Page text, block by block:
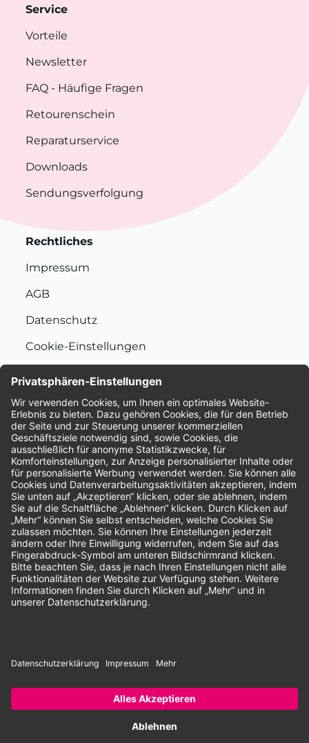
Service
Vorteile
Newsletter
FAQ - Häufige Fragen
Retourenschein
Reparaturservice
Downloads
Sendungsverfolgung
Rechtliches
Impressum
AGB
Datenschutz
Cookie-Einstellungen
Bewertungen
Unsere Zahlungsarten:
Rechnung SEPA-Lastschrift Vorkasse